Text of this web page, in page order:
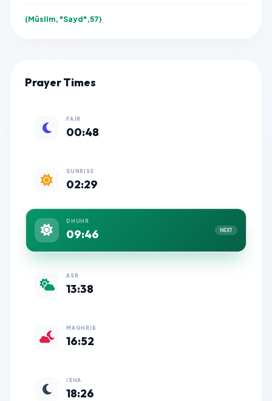
(Müslim, "Sayd",57)
Prayer Times
FAJR
00:48
SUNRISE
02:29
DHUHR
09:46 NEXT
ASR
13:38
MAGHRIB
16:52
ISHA
18:26